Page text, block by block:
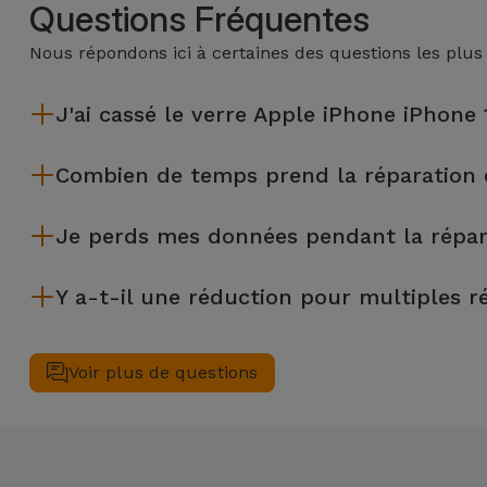
Questions Fréquentes
Nous répondons ici à certaines des questions les
J'ai cassé le verre Apple iPhone
Combien de temps prend la réparation
Je perds mes données pendant la
€) au cas où tu aurais besoin d'aide pour la gestion des
Y a-t-il une réduction pour multiples
simultanément, nous appliquons une remise de 25% sur le
Voir plus de questions